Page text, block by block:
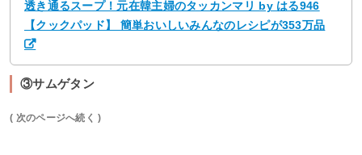
透き通るスープ！元在韓主婦のタッカンマリ by はる946
【クックパッド】 簡単おいしいみんなのレシピが353万品
③サムゲタン
( 次のページへ続く )